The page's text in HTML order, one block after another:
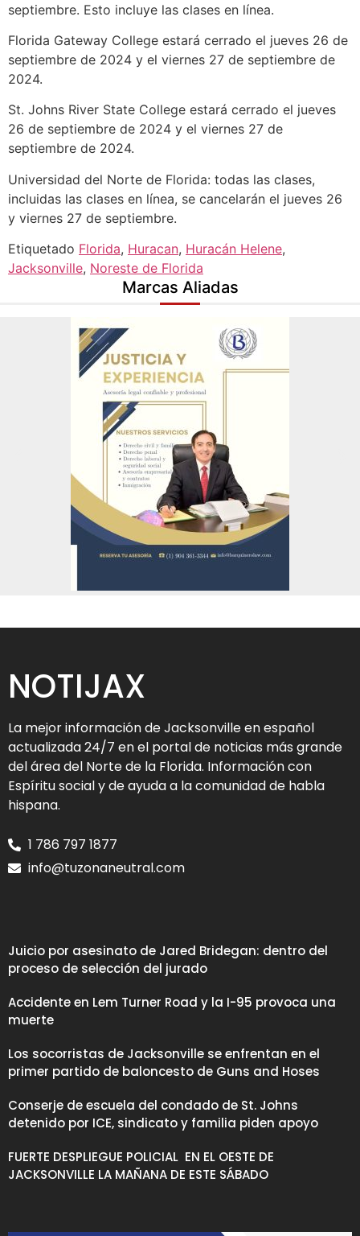
septiembre. Esto incluye las clases en línea.
Florida Gateway College estará cerrado el jueves 26 de
septiembre de 2024 y el viernes 27 de septiembre de
2024.
St. Johns River State College estará cerrado el jueves
26 de septiembre de 2024 y el viernes 27 de
septiembre de 2024.
Universidad del Norte de Florida: todas las clases,
incluidas las clases en línea, se cancelarán el jueves 26
y viernes 27 de septiembre.
Etiquetado Florida, Huracan, Huracán Helene,
Jacksonville, Noreste de Florida
Marcas Aliadas
NOTIJAX
La mejor información de Jacksonville en español
actualizada 24/7 en el portal de noticias más grande
del área del Norte de la Florida. Información con
Espíritu social y de ayuda a la comunidad de habla
hispana.
1 786 797 1877
info@tuzonaneutral.com
Juicio por asesinato de Jared Bridegan: dentro del
proceso de selección del jurado
Accidente en Lem Turner Road y la I-95 provoca una
muerte
Los socorristas de Jacksonville se enfrentan en el
primer partido de baloncesto de Guns and Hoses
Conserje de escuela del condado de St. Johns
detenido por ICE, sindicato y familia piden apoyo
FUERTE DESPLIEGUE POLICIAL EN EL OESTE DE
JACKSONVILLE LA MAÑANA DE ESTE SÁBADO